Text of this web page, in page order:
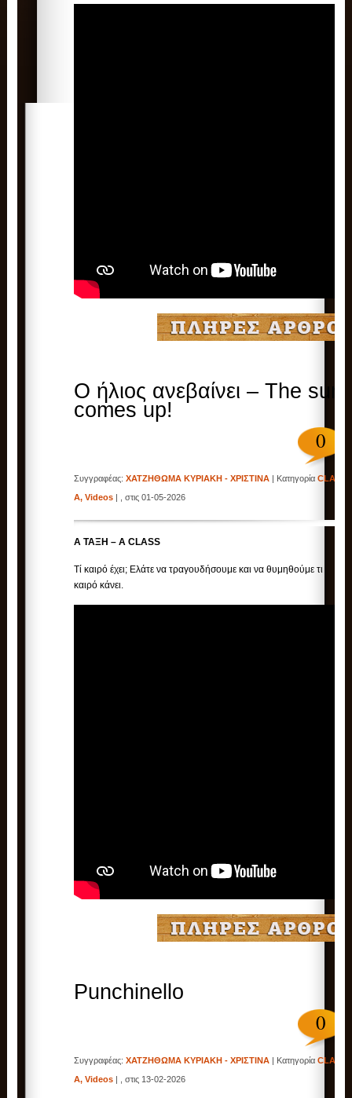
Ο ήλιος ανεβαίνει – The sun
comes up!
0
Συγγραφέας:ΧΑΤΖΗΘΩΜΑ ΚΥΡΙΑΚΗ - ΧΡΙΣΤΙΝΑ | ΚατηγορίαCLASS
A,Videos | , στις 01-05-2026
Α ΤΑΞΗ – A CLASS
Τί καιρό έχει; Ελάτε να τραγουδήσουμε και να θυμηθούμε τι
καιρό κάνει.
Punchinello
0
Συγγραφέας:ΧΑΤΖΗΘΩΜΑ ΚΥΡΙΑΚΗ - ΧΡΙΣΤΙΝΑ | ΚατηγορίαCLASS
A,Videos | , στις 13-02-2026